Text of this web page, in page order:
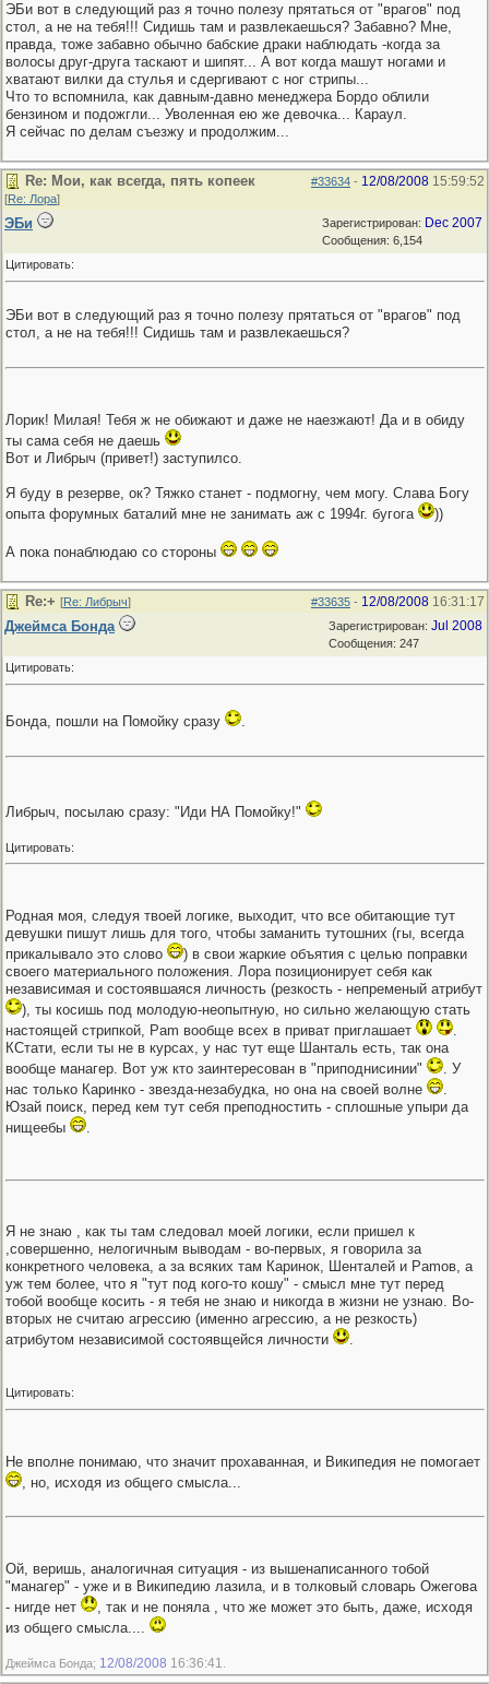
ЭБи вот в следующий раз я точно полезу прятаться от "врагов" под
стол, а не на тебя!!! Сидишь там и развлекаешься? Забавно? Мне,
правда, тоже забавно обычно бабские драки наблюдать -когда за
волосы друг-друга таскают и шипят... А вот когда машут ногами и
хватают вилки да стулья и сдергивают с ног стрипы...
Что то вспомнила, как давным-давно менеджера Бордо облили
бензином и подожгли... Уволенная ею же девочка... Караул.
Я сейчас по делам съезжу и продолжим...
#33634 - 12/08/2008 15:59:52
Re: Мои, как всегда, пять копеек
[Re: Лора]
Зарегистрирован: Dec 2007
Сообщения: 6,154
ЭБи
Цитировать:
ЭБи вот в следующий раз я точно полезу прятаться от "врагов" под
стол, а не на тебя!!! Сидишь там и развлекаешься?
Лорик! Милая! Тебя ж не обижают и даже не наезжают! Да и в обиду
ты сама себя не даешь
Вот и Либрыч (привет!) заступилсо.
Я буду в резерве, ок? Тяжко станет - подмогну, чем могу. Слава Богу
опыта форумных баталий мне не занимать аж с 1994г. бугога
))
А пока понаблюдаю со стороны
#33635 - 12/08/2008 16:31:17
Re:+ [Re: Либрыч]
Зарегистрирован: Jul 2008
Сообщения: 247
Джеймса Бонда
Цитировать:
Бонда, пошли на Помойку сразу .
Либрыч, посылаю сразу: "Иди НА Помойку!"
Цитировать:
Родная моя, следуя твоей логике, выходит, что все обитающие тут
девушки пишут лишь для того, чтобы заманить тутошних (гы, всегда
прикалывало это слово
) в свои жаркие объятия с целью поправки
своего материального положения. Лора позиционирует себя как
независимая и состоявшаяся личность (резкость - непременый атрибут
), ты косишь под молодую-неопытную, но сильно желающую стать
настоящей стрипкой, Pam вообще всех в приват приглашает
КСтати, если ты не в курсах, у нас тут еще Шанталь есть, так она
вообще манагер. Вот уж кто заинтересован в "приподнисинии"
. У
нас только Каринко - звезда-незабудка, но она на своей волне
Юзай поиск, перед кем тут себя преподностить - сплошные упыри да
нищеебы
Я не знаю , как ты там следовал моей логики, если пришел к
,совершенно, нелогичным выводам - во-первых, я говорила за
конкретного человека, а за всяких там Каринок, Шенталей и Pamов, а
уж тем более, что я "тут под кого-то кошу" - смысл мне тут перед
тобой вообще косить - я тебя не знаю и никогда в жизни не узнаю. Во-
вторых не считаю агрессию (именно агрессию, а не резкость)
атрибутом независимой состоявщейся личности
.
Цитировать:
Не вполне понимаю, что значит прохаванная, и Википедия не помогает
, но, исходя из общего смысла...
Ой, веришь, аналогичная ситуация - из вышенаписанного тобой
"манагер" - уже и в Википедию лазила, и в толковый словарь Ожегова
- нигде нет
, так и не поняла , что же может это быть, даже, исходя
из общего смысла....
Джеймса Бонда; 12/08/2008 16:36:41